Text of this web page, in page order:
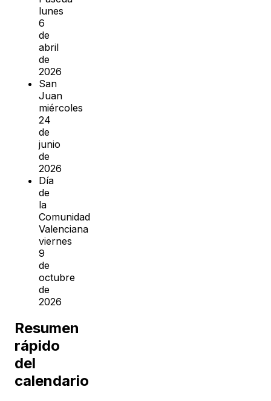
lunes
6
de
abril
de
2026
San
Juan
miércoles
24
de
junio
de
2026
Día
de
la
Comunidad
Valenciana
viernes
9
de
octubre
de
2026
Resumen
rápido
del
calendario